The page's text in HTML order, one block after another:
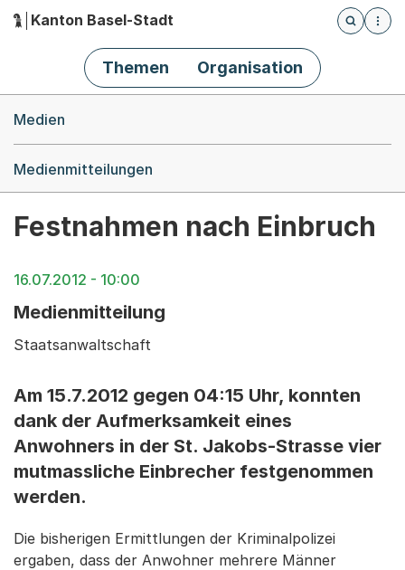
Hauptnavigation
Kanton Basel-Stadt
Öffnet
Themen Organisation
Medien
Medienmitteilungen
Festnahmen nach Einbruch
16.07.2012 - 10:00
Medienmitteilung
Staatsanwaltschaft
Am 15.7.2012 gegen 04:15 Uhr, konnten
dank der Aufmerksamkeit eines
Anwohners in der St. Jakobs-Strasse vier
mutmassliche Einbrecher festgenommen
werden.
Die bisherigen Ermittlungen der Kriminalpolizei
ergaben, dass der Anwohner mehrere Männer